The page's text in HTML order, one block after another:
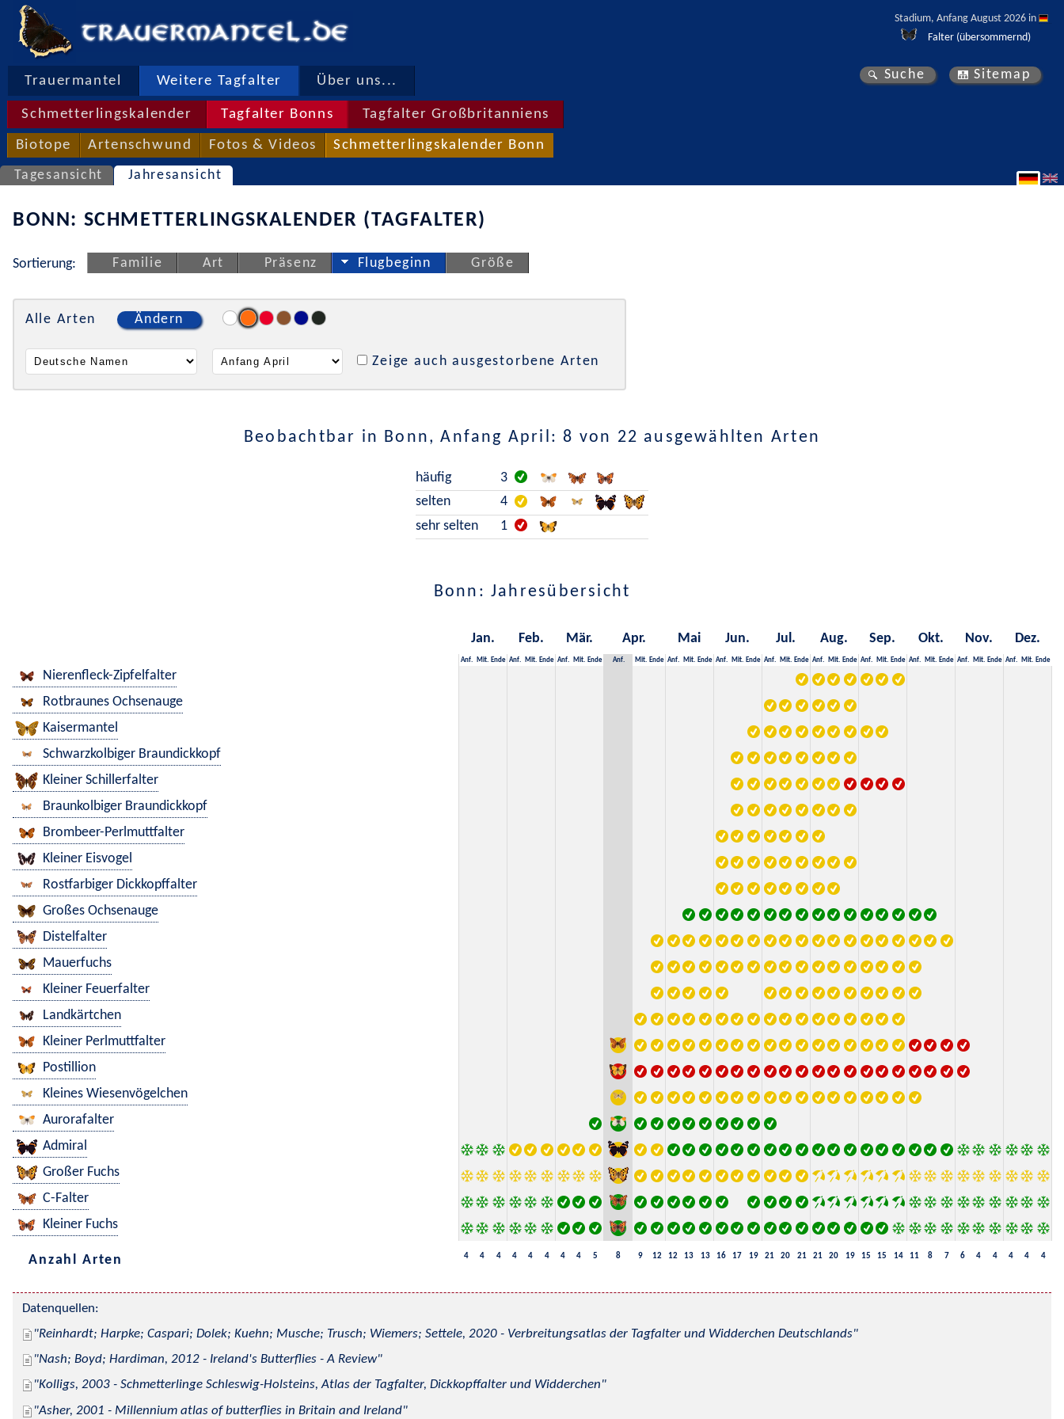
Stadium, Anfang August 2026 in
Falter (übersommernd)
Trauermantel Weitere Tagfalter Über uns...
Schmetterlingskalender Tagfalter Bonns Tagfalter Großbritanniens
Biotope Artenschwund Fotos & Videos Schmetterlingskalender Bonn
Suche Sitemap
Tagesansicht Jahresansicht
BONN: SCHMETTERLINGSKALENDER (TAGFALTER)
Sortierung: Familie Art Präsenz Flugbeginn Größe
Alle Arten Ändern
Zeige auch ausgestorbene Arten
Beobachtbar in Bonn, Anfang April: 8 von 22 ausgewählten Arten
häufig
3
selten
4
sehr selten
1
Bonn: Jahresübersicht
Jan. Feb. Mär. Apr. Mai Jun. Jul. Aug. Sep. Okt. Nov. Dez.
Anf. Mit. Ende Anf. Mit. Ende Anf. Mit. Ende Anf. Mit. Ende Anf. Mit. Ende Anf. Mit. Ende Anf. Mit. Ende Anf. Mit. Ende Anf. Mit. Ende Anf. Mit. Ende Anf. Mit. Ende Anf. Mit. Ende
Nierenfleck-Zipfelfalter
Rotbraunes Ochsenauge
Kaisermantel
Schwarzkolbiger Braundickkopf
Kleiner Schillerfalter
Braunkolbiger Braundickkopf
Brombeer-Perlmuttfalter
Kleiner Eisvogel
Rostfarbiger Dickkopffalter
Großes Ochsenauge
Distelfalter
Mauerfuchs
Kleiner Feuerfalter
Landkärtchen
Kleiner Perlmuttfalter
Postillion
Kleines Wiesenvögelchen
Aurorafalter
Admiral
Großer Fuchs
C-Falter
Kleiner Fuchs
Anzahl Arten 4 4 4 4 4 4 4 4 5 8 9 12 12 13 13 16 17 19 21 20 21 21 20 19 15 15 14 11 8 7 6 4 4 4 4 4
Datenquellen:
Reinhardt; Harpke; Caspari; Dolek; Kuehn; Musche; Trusch; Wiemers; Settele, 2020 - Verbreitungsatlas der Tagfalter und Widderchen Deutschlands
Nash; Boyd; Hardiman, 2012 - Ireland's Butterflies - A Review
Kolligs, 2003 - Schmetterlinge Schleswig-Holsteins, Atlas der Tagfalter, Dickkopffalter und Widderchen
Asher, 2001 - Millennium atlas of butterflies in Britain and Ireland